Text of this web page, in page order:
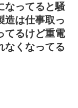
なってると騒
造は仕事取っ
てるけど重電
なくなってる